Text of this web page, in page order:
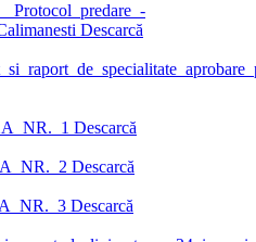
Descarcă
Descarcă
Descarcă
Descarcă